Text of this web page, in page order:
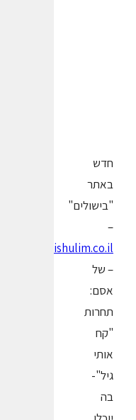
חדש
באתר
"בישולים"
–
www.bishulim.co.il
– של
אסם:
תחרות
"קח
אותי
גיל"-
בה